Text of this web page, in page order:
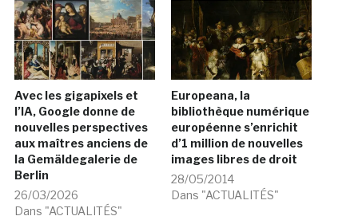
Avec les gigapixels et
l’IA, Google donne de
nouvelles perspectives
aux maîtres anciens de
la Gemäldegalerie de
Berlin
26/03/2026
Dans "ACTUALITÉS"
Europeana, la
bibliothèque numérique
européenne s’enrichit
d’1 million de nouvelles
images libres de droit
28/05/2014
Dans "ACTUALITÉS"